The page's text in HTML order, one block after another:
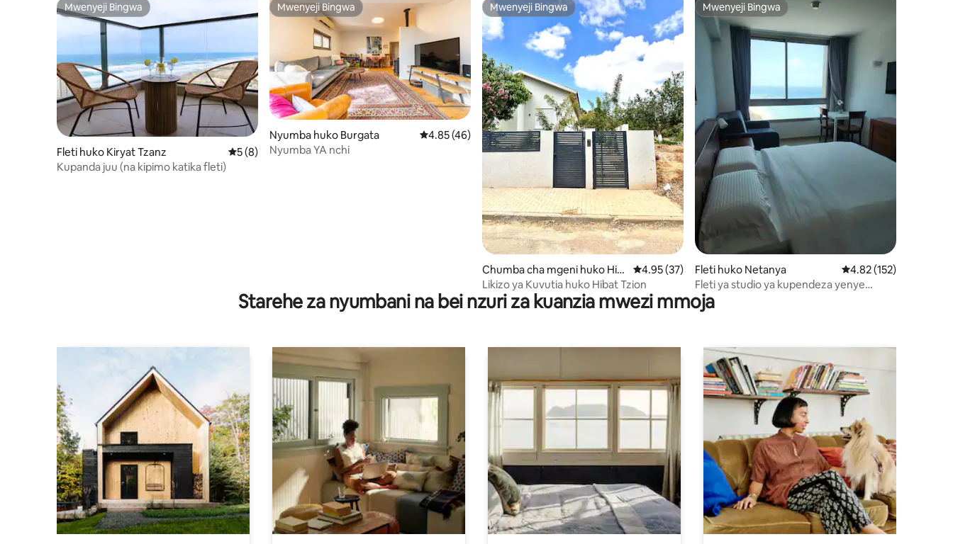
Mwenyeji Bingwa
Mwenyeji Bingwa
Fleti huko Kiryat Tzanz Ukadiriaji wa wastani wa 5 kati ya 5, tathmini 8
5 (8)
Kupanda juu (na kipimo katika fleti)
Mwenyeji Bingwa
Mwenyeji Bingwa
Nyumba huko Burgata Ukadiriaji wa wastani wa 4.85 kati ya 5, tathmini 46
4.85 (46)
Nyumba YA nchi
Mwenyeji Bingwa
Mwenyeji Bingwa
Chumba cha mgeni huko Hib
at Tzion
Ukadiriaji wa wastani wa 4.95 kati ya 5, tathmini 37
4.95 (37)
Likizo ya Kuvutia huko Hibat Tzion
Mwenyeji Bingwa
Mwenyeji Bingwa
Fleti huko Netanya Ukadiriaji wa wastani
4.82 (152)
Fleti ya studio ya kupendeza yenye
mwonekano wa bahari
Starehe za nyumbani na bei nzuri za kuanzia mwezi mmoja